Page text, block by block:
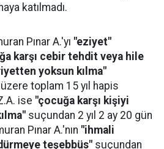
katılmadı.
Pınar A.'yı "eziyet"
karşı cebir tehdit veya hile
yoksun kılma"
toplam 15 yıl hapis
ise "çocuğa karşı kişiyi
suçundan 2 yıl 2 ay 20 gün
Pınar A.'nın "ihmali
teşebbüs" suçundan